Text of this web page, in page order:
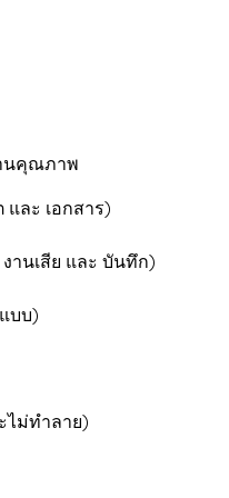
คุณภาพ
ละ เอกสาร)
สีย และ บันทึก)
บ)
ไม่ทำลาย)